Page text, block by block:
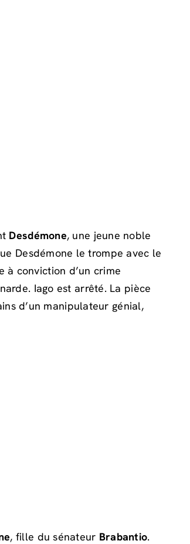
Desdémone, une jeune noble
Desdémone le trompe avec le
conviction d’un crime
Iago est arrêté. La pièce
d’un manipulateur génial,
, fille du sénateur Brabantio.